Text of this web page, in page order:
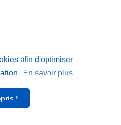
afin d'optimiser
En savoir plus
!